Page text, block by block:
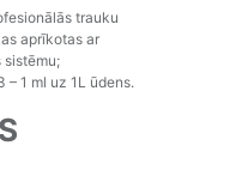
trauku
aprīkotas ar
1 ml uz 1L ūdens.